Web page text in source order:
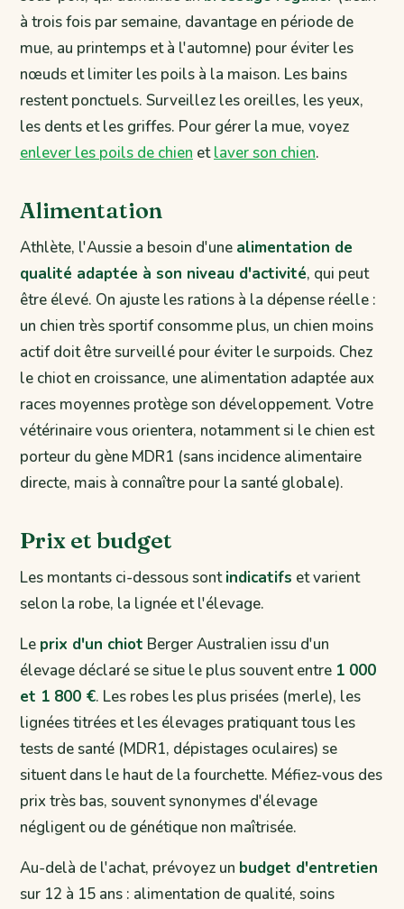
à trois fois par semaine, davantage en période de
mue, au printemps et à l'automne) pour éviter les
nœuds et limiter les poils à la maison. Les bains
restent ponctuels. Surveillez les oreilles, les yeux,
les dents et les griffes. Pour gérer la mue, voyez
enlever les poils de chien etlaver son chien.
Alimentation
Athlète, l'Aussie a besoin d'une alimentation de
qualité adaptée à son niveau d'activité, qui peut
être élevé. On ajuste les rations à la dépense réelle :
un chien très sportif consomme plus, un chien moins
actif doit être surveillé pour éviter le surpoids. Chez
le chiot en croissance, une alimentation adaptée aux
races moyennes protège son développement. Votre
vétérinaire vous orientera, notamment si le chien est
porteur du gène MDR1 (sans incidence alimentaire
directe, mais à connaître pour la santé globale).
Prix et budget
Les montants ci-dessous sontindicatifs et varient
selon la robe, la lignée et l'élevage.
Le prix d'un chiot Berger Australien issu d'un
élevage déclaré se situe le plus souvent entre 1 000
et 1 800 €. Les robes les plus prisées (merle), les
lignées titrées et les élevages pratiquant tous les
tests de santé (MDR1, dépistages oculaires) se
situent dans le haut de la fourchette. Méfiez-vous des
prix très bas, souvent synonymes d'élevage
négligent ou de génétique non maîtrisée.
Au-delà de l'achat, prévoyez un budget d'entretien
sur 12 à 15 ans : alimentation de qualité, soins